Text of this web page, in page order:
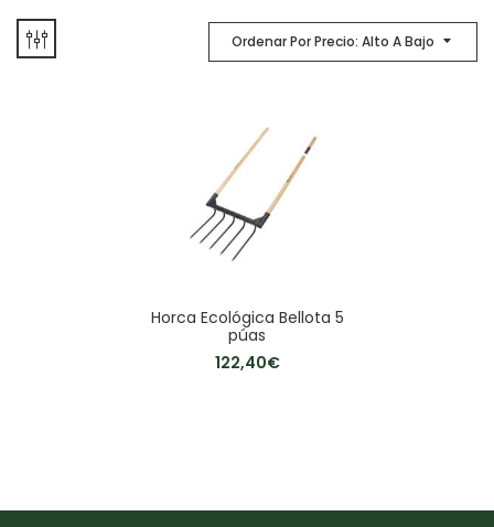
Ordenar Por Precio: Alto A Bajo
Horca Ecológica Bellota 5
púas
122,40€